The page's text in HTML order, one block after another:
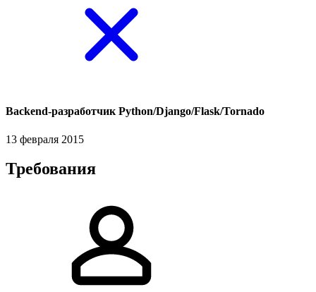
Backend-разработчик Python/Django/Flask/Tornado
13 февраля 2015
Требования